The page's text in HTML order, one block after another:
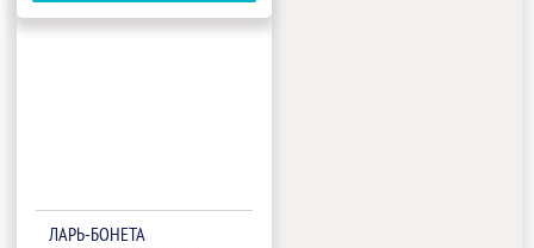
ЛАРЬ-БОНЕТА